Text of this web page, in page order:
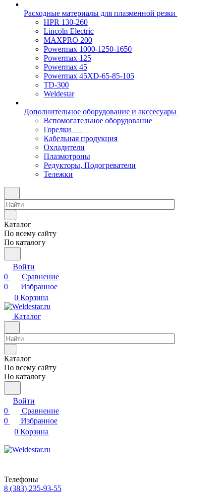
Расходные материалы для плазменной резки
HPR 130-260
Lincoln Electric
MAXPRO 200
Powermax 1000-1250-1650
Powermax 125
Powermax 45
Powermax 45XD-65-85-105
TD-300
Weldestar
Дополнительное оборудование и акссесуары
Вспомогательное оборудование
Горелки
Кабельная продукция
Охладители
Плазмотроны
Редукторы, Подогреватели
Тележки
Каталог
По всему сайту
По каталогу
Войти
0
Сравнение
0
Избранное
0 Корзина
Каталог
Каталог
По всему сайту
По каталогу
Войти
0
Сравнение
0
Избранное
0 Корзина
Телефоны
8 (383) 235-93-55